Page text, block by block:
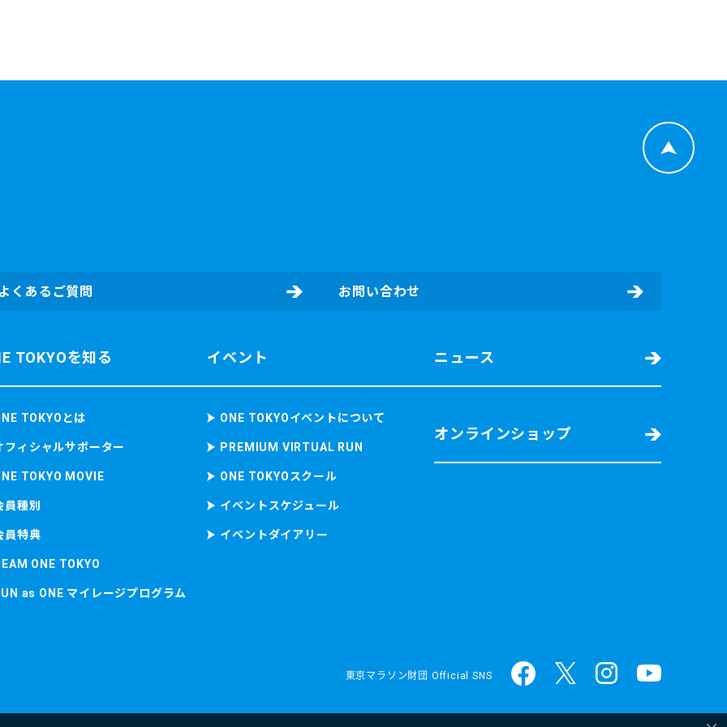
くあるご質問 お問い合わせ
TOKYOを知る
TOKYOとは
フィシャルサポーター
TOKYO MOVIE
員種別
員特典
ONE TOKYO
as ONE マイレージプログラム
イベント
ONE TOKYOイベントについて
PREMIUM VIRTUAL RUN
ONE TOKYOスクール
イベントスケジュール
イベントダイアリー
ニュース
オンラインショップ
東京マラソン財団 Official SNS